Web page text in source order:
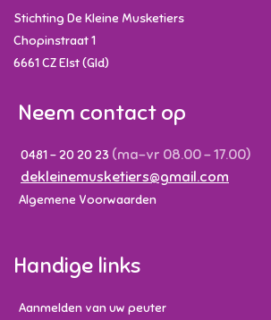
Stichting De Kleine Musketiers
Chopinstraat 1
6661 CZElst (Gld)
Neem contact op
0481 - 20 20 23 (ma-vr 08.00 - 17.00)
dekleinemusketiers@gmail.com
Algemene Voorwaarden
Handige links
Aanmelden van uw peuter